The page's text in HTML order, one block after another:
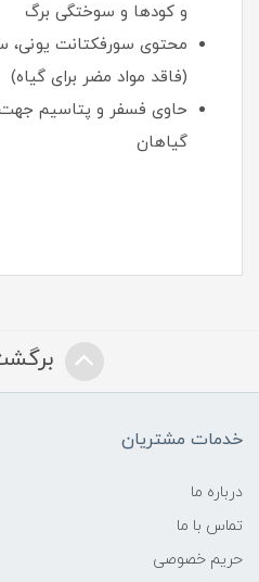
و کودها و سوختگی برگ
محتوی سورفکتانت یونی،
(فاقد مواد مضر برای گیاه)
حاوی فسفر و پتاسیم
گیاهان
خدمات مشتریان
درباره ما
تماس با ما
حریم خصوصی